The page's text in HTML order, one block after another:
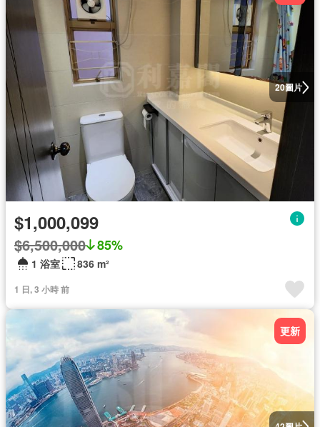
20圖片
$1,000,099
$6,500,000 85%
1 浴室 836 m²
1 日, 3 小時 前
更新